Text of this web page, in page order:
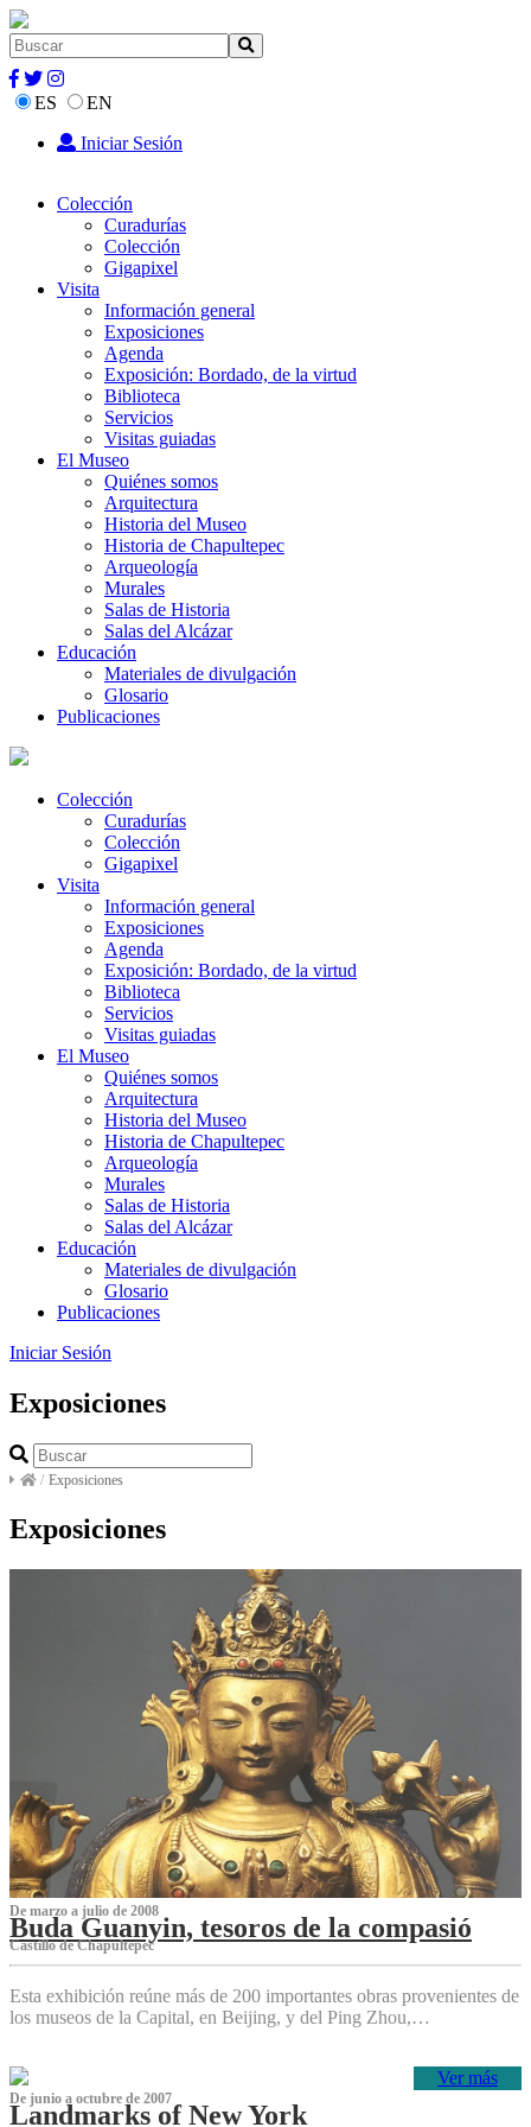
ES
EN
Iniciar Sesión
Colección
Curadurías
Colección
Gigapixel
Visita
Información general
Exposiciones
Agenda
Exposición: Bordado, de la virtud
Biblioteca
Servicios
Visitas guiadas
El Museo
Quiénes somos
Arquitectura
Historia del Museo
Historia de Chapultepec
Arqueología
Murales
Salas de Historia
Salas del Alcázar
Educación
Materiales de divulgación
Glosario
Publicaciones
Colección
Curadurías
Colección
Gigapixel
Visita
Información general
Exposiciones
Agenda
Exposición: Bordado, de la virtud
Biblioteca
Servicios
Visitas guiadas
El Museo
Quiénes somos
Arquitectura
Historia del Museo
Historia de Chapultepec
Arqueología
Murales
Salas de Historia
Salas del Alcázar
Educación
Materiales de divulgación
Glosario
Publicaciones
Iniciar Sesión
Exposiciones
/ Exposiciones
Exposiciones
De marzo a julio de 2008
Buda Guanyin, tesoros de la compasió
Castillo de Chapultepec
Esta exhibición reúne más de 200 importantes obras provenientes de
los museos de la Capital, en Beijing, y del Ping Zhou,…
Ver más
De junio a octubre de 2007
Landmarks of New York